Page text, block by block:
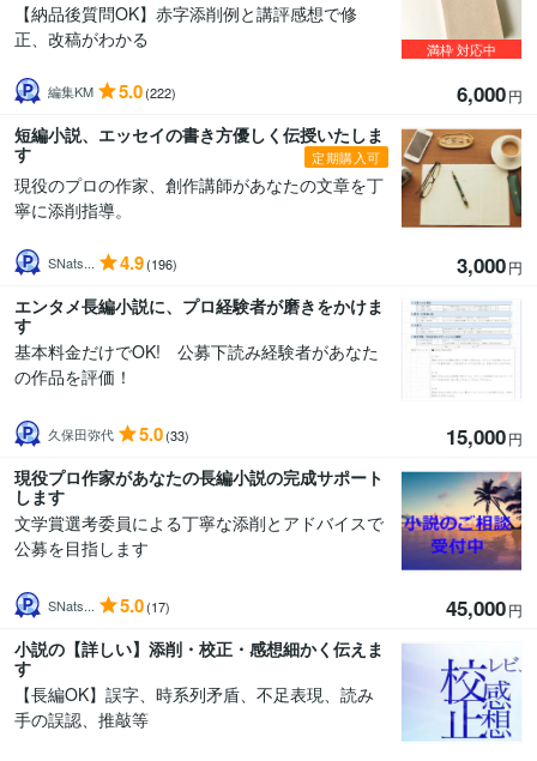
【納品後質問OK】赤字添削例と講評感想で修
正、改稿がわかる
編集KM 5.0(222) 6,000円
満枠対応中
短編小説、エッセイの書き方優しく伝授いたしま
す
定期購入可
現役のプロの作家、創作講師があなたの文章を丁
寧に添削指導。
SNats... 4.9(196) 3,000円
エンタメ長編小説に、プロ経験者が磨きをかけま
す
基本料金だけでOK! 公募下読み経験者があなた
の作品を評価！
久保田弥代 5.0(33) 15,000円
現役プロ作家があなたの長編小説の完成サポート
します
文学賞選考委員による丁寧な添削とアドバイスで
公募を目指します
SNats... 5.0(17) 45,000円
小説の【詳しい】添削・校正・感想細かく伝えま
す
【長編OK】誤字、時系列矛盾、不足表現、読み
手の誤認、推敲等